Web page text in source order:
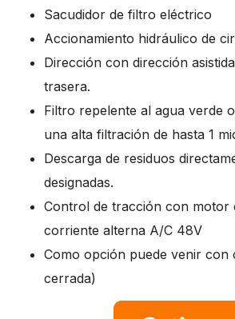
Sacudidor de filtro eléctrico
Accionamiento hidráulico de
Dirección con dirección
trasera.
Filtro repelente al agua verde
una alta filtración de hasta 1
Descarga de residuos
designadas.
Control de tracción con motor
corriente alterna A/C 48V
Como opción puede venir con
cerrada)